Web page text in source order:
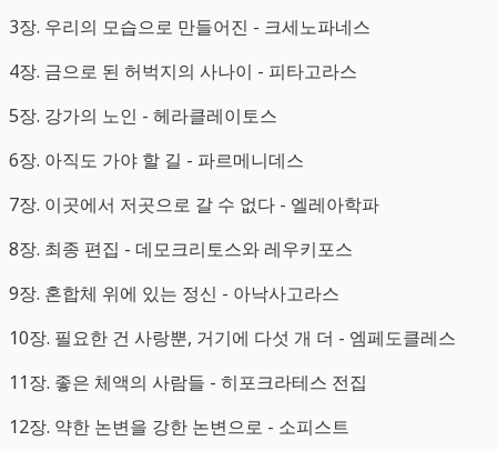
3장. 우리의 모습으로 만들어진 - 크세노파네스
4장. 금으로 된 허벅지의 사나이 - 피타고라스
5장. 강가의 노인 - 헤라클레이토스
6장. 아직도 가야 할 길 - 파르메니데스
7장. 이곳에서 저곳으로 갈 수 없다 - 엘레아학파
8장. 최종 편집 - 데모크리토스와 레우키포스
9장. 혼합체 위에 있는 정신 - 아낙사고라스
10장. 필요한 건 사랑뿐, 거기에 다섯 개 더 - 엠페도클레스
11장. 좋은 체액의 사람들 - 히포크라테스 전집
12장. 약한 논변을 강한 논변으로 - 소피스트